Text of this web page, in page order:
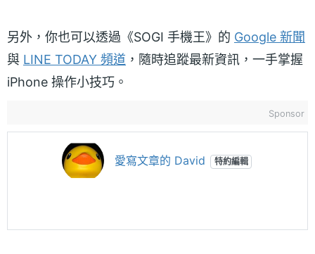
另外，你也可以透過《SOGI 手機王》的 Google 新聞
與 LINE TODAY 頻道 ，隨時追蹤最新資訊，一手掌握
iPhone 操作小技巧。
Sponsor
愛寫文章的 David 特約編輯